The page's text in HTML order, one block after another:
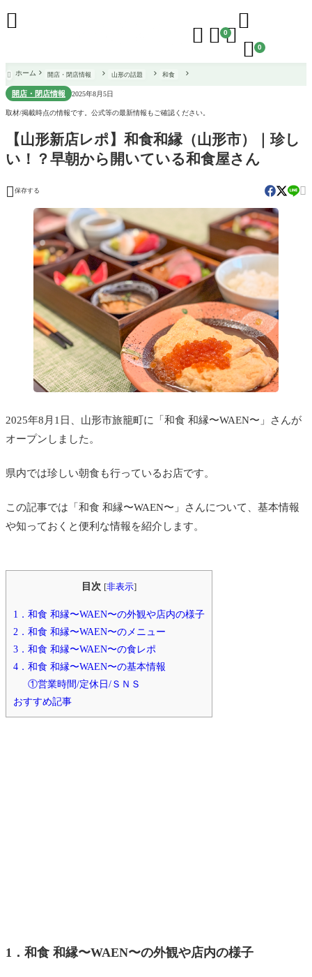
  0

 0

 ホーム 開店・閉店情報 山形の話題 和食
開店・閉店情報 2025年8月5日
取材/掲載時点の情報です。公式等の最新情報もご確認ください。
【山形新店レポ】和食和縁（山形市）｜珍し
い！？早朝から開いている和食屋さん
 保存する 
2025年8月1日、山形市旅籠町に「和食 和縁〜WAEN〜」さんが
オープンしました。
県内では珍しい朝食も行っているお店です。
この記事では「和食 和縁〜WAEN〜」さんについて、基本情報
や知っておくと便利な情報を紹介します。
目次 [非表示]
1．和食 和縁〜WAEN〜の外観や店内の様子
2．和食 和縁〜WAEN〜のメニュー
3．和食 和縁〜WAEN〜の食レポ
4．和食 和縁〜WAEN〜の基本情報
①営業時間/定休日/ＳＮＳ
おすすめ記事
1．和食 和縁〜WAEN〜の外観や店内の様子